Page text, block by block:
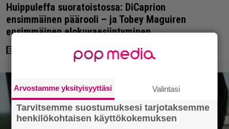
Huippuleffa suoratoistossa: DiCaprion
ensimmäinen päärooli – ja Tobey Maguiren
ensimmäinen elokuvaesiintyminen
Arvostamme yksityisyyttäsi Valintasi
Tarvitsemme suostumuksesi tarjotaksemme
henkilökohtaisen käyttökokemuksen